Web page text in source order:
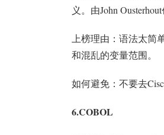
义。由John
上榜理由：语法太简
和混乱的变量范围。
如何避免：不要去
6.COBOL